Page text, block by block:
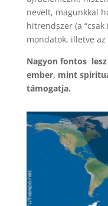
nevelt, magunkkal
hitrendszer (a “csak
mondatok, illetve
Nagyon fontos
ember, mint
támogatja.